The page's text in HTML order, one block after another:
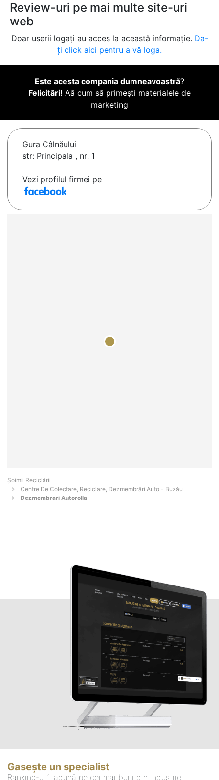
Review-uri pe mai multe site-uri
web
Doar userii logați au acces la această informație. Da-
ți click aici pentru a vă loga.
Este acesta compania dumneavoastră?
Felicitări! Aă cum să primești materialele de
marketing
Gura Câlnăului
str: Principala , nr: 1
Vezi profilul firmei pe
Șoimii Reciclării
Centre De Colectare, Reciclare, Dezmembrări Auto - Buzău
Dezmembrari Autorolla
Gasește un specialist
Ranking-ul îi adună pe cei mai buni din industrie